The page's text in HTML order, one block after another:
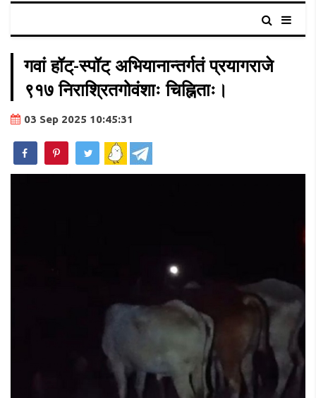
गवां हॉट्-स्पॉट् अभियानान्तर्गतं प्रयागराजे
९१७ निराश्रितगोवंशाः चिह्निताः।
03 Sep 2025 10:45:31